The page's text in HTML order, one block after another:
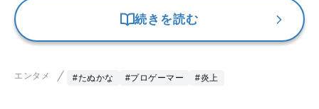
続きを読む
エンタメ #たぬかな #プロゲーマー #炎上